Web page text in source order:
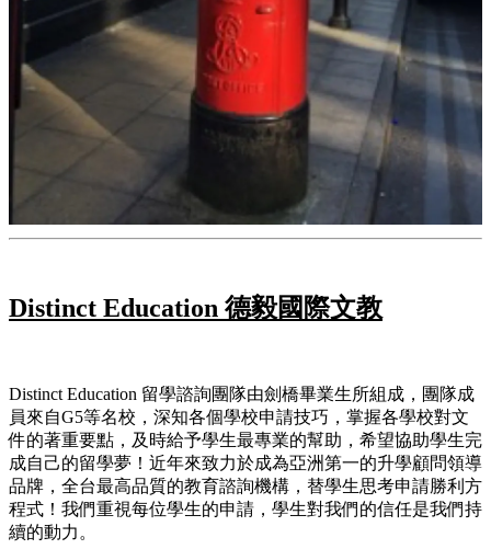
Distinct Education 德毅國際文教
Distinct Education 留學諮詢團隊由劍橋畢業生所組成，團隊成
員來自G5等名校，深知各個學校申請技巧，掌握各學校對文
件的著重要點，及時給予學生最專業的幫助，希望協助學生完
成自己的留學夢！近年來致力於成為亞洲第一的升學顧問領導
品牌，全台最高品質的教育諮詢機構，替學生思考申請勝利方
程式！我們重視每位學生的申請，學生對我們的信任是我們持
續的動力。